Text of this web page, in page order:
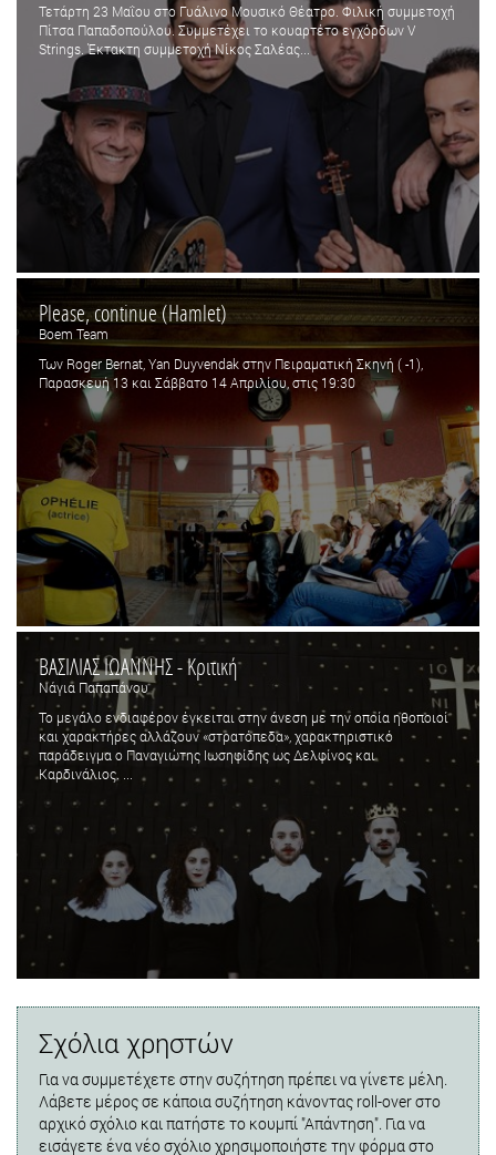
Τετάρτη 23 Μαΐου στο Γυάλινο Μουσικό Θέατρο. Φιλική συμμετοχή
Πίτσα Παπαδοπούλου. Συμμετέχει το κουαρτέτο εγχόρδων V
Strings. Έκτακτη συμμετοχή Νίκος Σαλέας...
Please, continue (Hamlet)
Boem Team
Των Roger Bernat, Yan Duyvendak στην Πειραματική Σκηνή ( -1),
Παρασκευή 13 και Σάββατο 14 Απριλίου, στις 19:30
ΒΑΣΙΛΙΑΣ ΙΩΑΝΝΗΣ - Κριτική
Νάγια Παπαπάνου
Το μεγάλο ενδιαφέρον έγκειται στην άνεση με την οποία ηθοποιοί
και χαρακτήρες αλλάζουν «στρατόπεδα», χαρακτηριστικό
παράδειγμα ο Παναγιώτης Ιωσηφίδης ως Δελφίνος και
Καρδινάλιος. ...
Σχόλια χρηστών
Για να συμμετέχετε στην συζήτηση πρέπει να γίνετε μέλη.
Λάβετε μέρος σε κάποια συζήτηση κάνοντας roll-over στο
αρχικό σχόλιο και πατήστε το κουμπί "Απάντηση". Για να
εισάγετε ένα νέο σχόλιο χρησιμοποιήστε την φόρμα στο